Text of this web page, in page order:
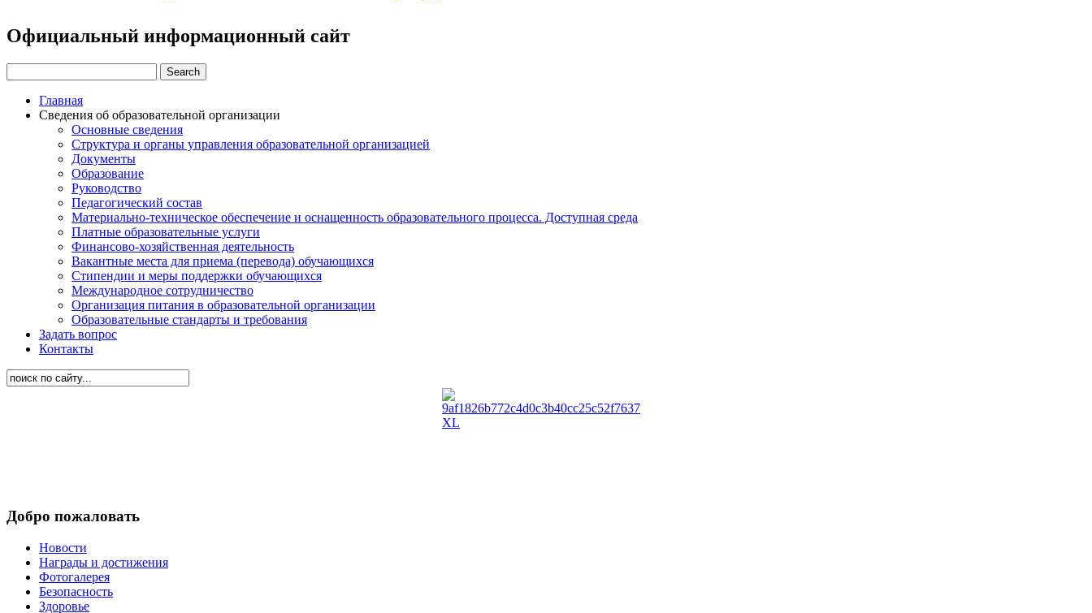
Официальный информационный сайт
Главная
Сведения об образовательной организации
Основные сведения
Структура и органы управления образовательной организацией
Документы
Образование
Руководство
Педагогический состав
Материально-техническое обеспечение и оснащенность образовательного процесса. Доступная среда
Платные образовательные услуги
Финансово-хозяйственная деятельность
Вакантные места для приема (перевода) обучающихся
Стипендии и меры поддержки обучающихся
Международное сотрудничество
Организация питания в образовательной организации
Образовательные стандарты и требования
Задать вопрос
Контакты
Добро пожаловать
Новости
Награды и достижения
Фотогалерея
Безопасность
Здоровье